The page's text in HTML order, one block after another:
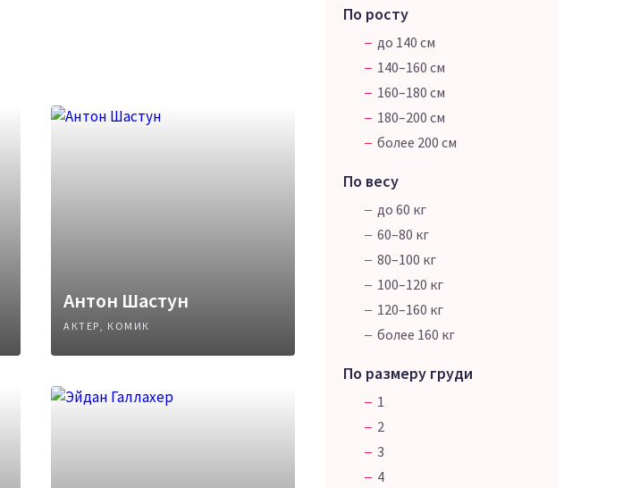
Антон Шастун
АКТЕР, КОМИК
По росту
до 140 см
140–160 см
160–180 см
180–200 см
более 200 см
По весу
до 60 кг
60–80 кг
80–100 кг
100–120 кг
120–160 кг
более 160 кг
По размеру груди
1
2
3
4